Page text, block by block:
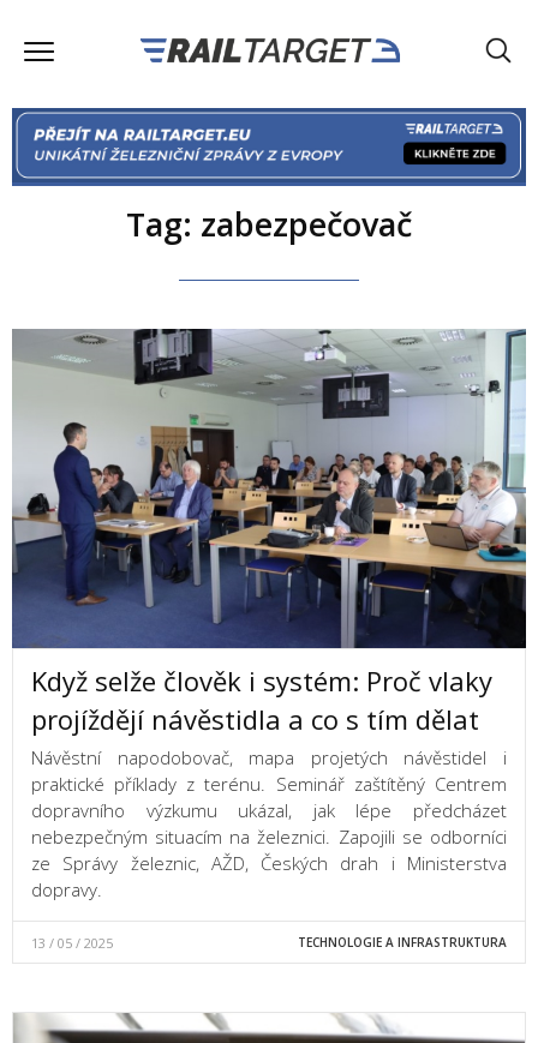
Tag: zabezpečovač
Když selže člověk i systém: Proč vlaky
projíždějí návěstidla a co s tím dělat
Návěstní napodobovač, mapa projetých návěstidel i
praktické příklady z terénu. Seminář zaštítěný Centrem
dopravního výzkumu ukázal, jak lépe předcházet
nebezpečným situacím na železnici. Zapojili se odborníci
ze Správy železnic, AŽD, Českých drah i Ministerstva
dopravy.
13 / 05 / 2025 TECHNOLOGIE A INFRASTRUKTURA